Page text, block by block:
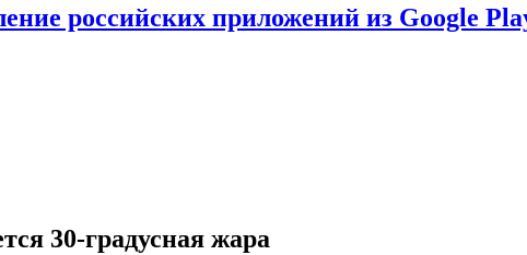
российских приложений из Google
30-градусная жара